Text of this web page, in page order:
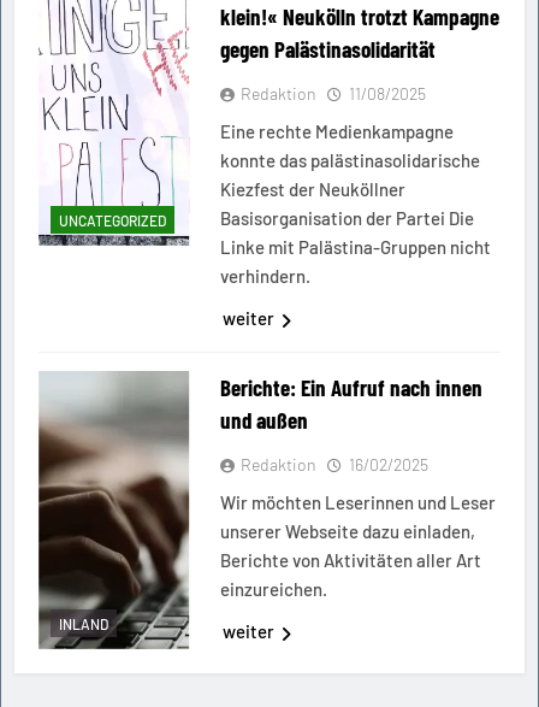
UNCATEGORIZED
klein!« Neukölln trotzt Kampagne
gegen Palästinasolidarität
Redaktion 11/08/2025
Eine rechte Medienkampagne
konnte das palästinasolidarische
Kiezfest der Neuköllner
Basisorganisation der Partei Die
Linke mit Palästina-Gruppen nicht
verhindern.
weiter
INLAND
Berichte: Ein Aufruf nach innen
und außen
Redaktion 16/02/2025
Wir möchten Leserinnen und Leser
unserer Webseite dazu einladen,
Berichte von Aktivitäten aller Art
einzureichen.
weiter